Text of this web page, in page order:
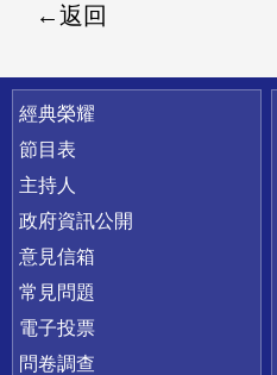
返回
快速連結
經典榮耀
節目表
主持人
政府資訊公開
意見信箱
常見問題
電子投票
問卷調查